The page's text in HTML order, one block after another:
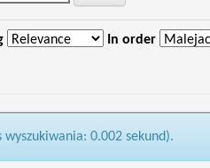
In order
wyszukiwania: 0.002 sekund).